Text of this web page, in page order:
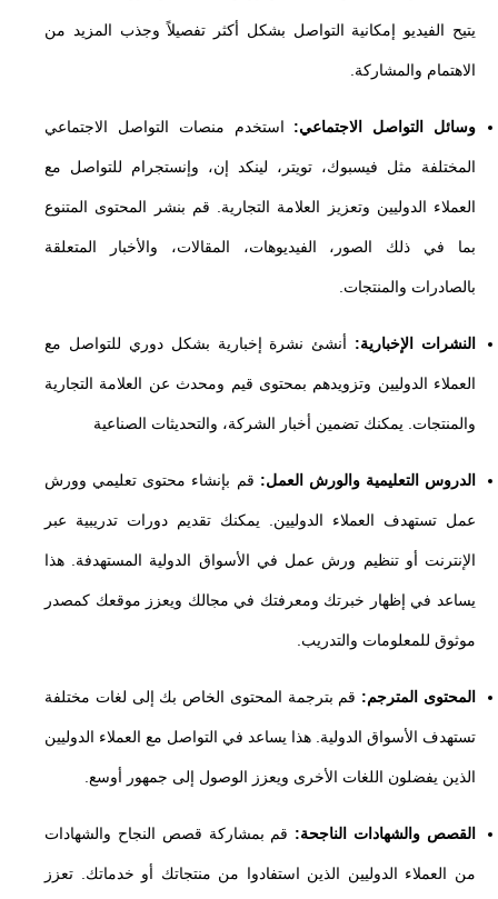
يتيح الفيديو إمكانية التواصل بشكل أكثر تفصيلاً وجذب المزيد من
الاهتمام والمشاركة.
وسائل التواصل الاجتماعي: استخدم منصات التواصل الاجتماعي
المختلفة مثل فيسبوك، تويتر، لينكد إن، وإنستجرام للتواصل مع
العملاء الدوليين وتعزيز العلامة التجارية. قم بنشر المحتوى المتنوع
بما في ذلك الصور، الفيديوهات، المقالات، والأخبار المتعلقة
بالصادرات والمنتجات.
النشرات الإخبارية: أنشئ نشرة إخبارية بشكل دوري للتواصل مع
العملاء الدوليين وتزويدهم بمحتوى قيم ومحدث عن العلامة التجارية
والمنتجات. يمكنك تضمين أخبار الشركة، والتحديثات الصناعية
الدروس التعليمية والورش العمل: قم بإنشاء محتوى تعليمي وورش
عمل تستهدف العملاء الدوليين. يمكنك تقديم دورات تدريبية عبر
الإنترنت أو تنظيم ورش عمل في الأسواق الدولية المستهدفة. هذا
يساعد في إظهار خبرتك ومعرفتك في مجالك ويعزز موقعك كمصدر
موثوق للمعلومات والتدريب.
المحتوى المترجم: قم بترجمة المحتوى الخاص بك إلى لغات مختلفة
تستهدف الأسواق الدولية. هذا يساعد في التواصل مع العملاء الدوليين
الذين يفضلون اللغات الأخرى ويعزز الوصول إلى جمهور أوسع.
القصص والشهادات الناجحة: قم بمشاركة قصص النجاح والشهادات
من العملاء الدوليين الذين استفادوا من منتجاتك أو خدماتك. تعزز